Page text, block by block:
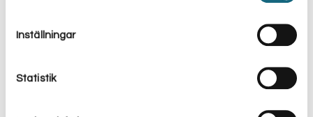
Inställningar
Statistik